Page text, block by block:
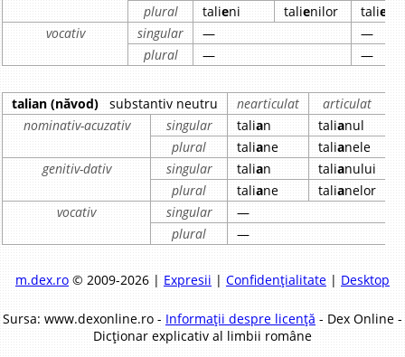
plural
talieni talienilor talie
vocativ
singular —
—
plural
— —
talian (năvod) substantiv neutru nearticulat
articulat
nominativ-acuzativ
singular talian talianul
plural
taliane talianele
genitiv-dativ
singular talian talianului
plural
taliane talianelor
vocativ
singular
—
plural
—
m.dex.ro© 2009-2026 | Expresii | Confidențialitate| Desktop
Sursa: www.dexonline.ro - Informații despre licență - Dex Online -
Dicționar explicativ al limbii române